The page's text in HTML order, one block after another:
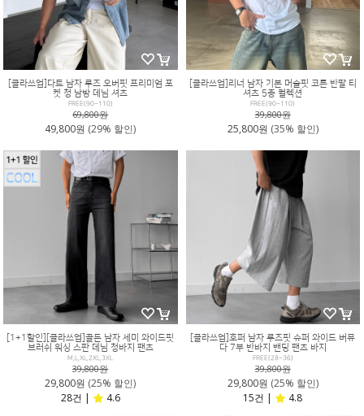
[클라쓰업]다트 남자 루즈 오버핏 프리미엄 포
켓 청 남방 데님 셔츠
FREE(90~110)
69,800원
49,800원 (29% 할인)
[클라쓰업]리너 남자 기본 머슬핏 코튼 반팔 티
셔츠 5종 컬렉션
FREE(90~110)
39,800원
25,800원 (35% 할인)
[1+1할인][클라쓰업]골든 남자 세미 와이드핏
브러쉬 워싱 스판 데님 청바지 팬츠
M,L,XL,2XL,3XL
39,800원
29,800원 (25% 할인)
28건 |
4.6
[클라쓰업]호퍼 남자 루즈핏 슈퍼 와이드 버뮤
다 7부 반바지 밴딩 팬츠 바지
FREE(28~36)
39,800원
29,800원 (25% 할인)
15건 |
4.8